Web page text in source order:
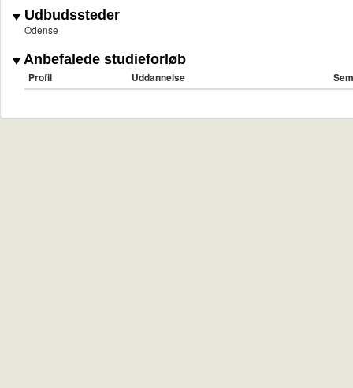
Udbudssteder
Odense
Anbefalede studieforløb
Profil Uddannelse